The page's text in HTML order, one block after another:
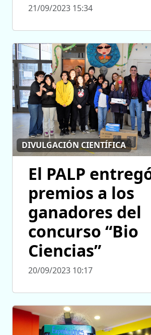
21/09/2023 15:34
DIVULGACIÓN CIENTÍFICA
El PALP
premios a los
ganadores del
concurso “Bio
Ciencias”
20/09/2023 10:17